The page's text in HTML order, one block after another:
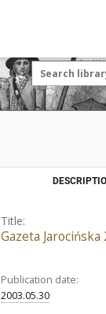
Title:
Gazeta
Publication date:
2003.05.30